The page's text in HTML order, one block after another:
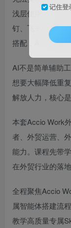
浅层使用，无法
钉、飞书无法联
搭配，AI工具杂
AI不是简单辅助
想要大幅降低重
解放人力，核心
本套Accio Work
者、外贸运营、
能力。课程先带
在外贸行业的落
全程聚焦Accio
属智能体搭建流
教学高质量专属
记住登